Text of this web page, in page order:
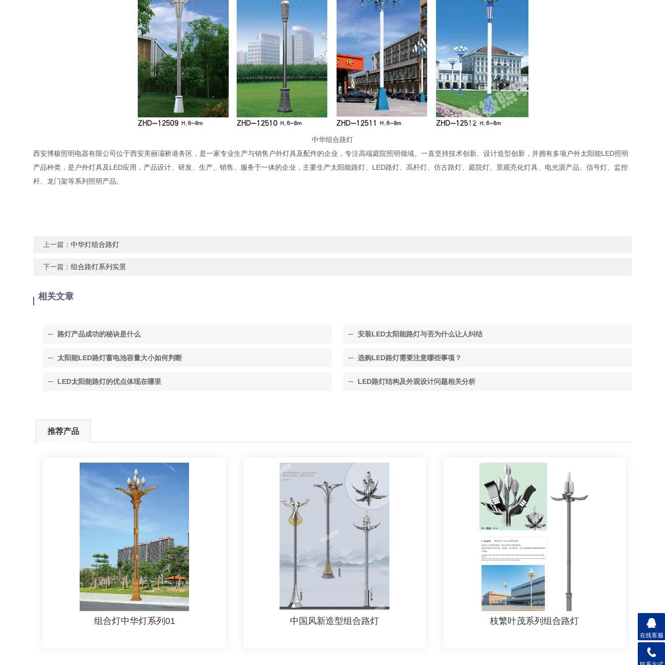
中华组合路灯
西安博极照明电器有限公司位于西安美丽灞桥港务区，是一家专业生产与销售户外灯具及配件的企业，专注高端庭院照明领域、一直坚持技术创新、设计造型创新，并拥有多项户外太阳能LED照明
产品种类，是户外灯具及LED应用，产品设计、研发、生产、销售、服务于一体的企业，主要生产太阳能路灯、LED路灯、高杆灯、仿古路灯、庭院灯、景观亮化灯具、电光源产品、信号灯、监控
杆、龙门架等系列照明产品。
上一篇：中华灯组合路灯
下一篇：组合路灯系列实景
相关文章
路灯产品成功的秘诀是什么 安装LED太阳能路灯与否为什么让人纠结
太阳能LED路灯蓄电池容量大小如何判断 选购LED路灯需要注意哪些事项？
LED太阳能路灯的优点体现在哪里 LED路灯结构及外观设计问题相关分析
推荐产品
组合灯中华灯系列01 中国风新造型组合路灯 枝繁叶茂系列组合路灯
在线客服